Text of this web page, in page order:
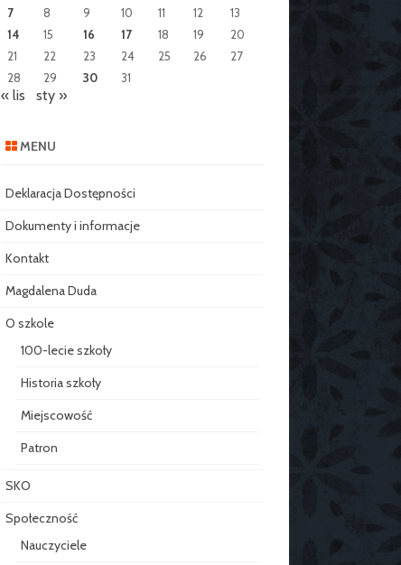
7
8 9 10 11 12
13
14
15 16 17 18 19
20
21
22 23 24 25 26
27
28
29 30 31
« lis sty »
MENU
Deklaracja Dostępności
Dokumenty i informacje
Kontakt
Magdalena Duda
O szkole
100-lecie szkoły
Historia szkoły
Miejscowość
Patron
SKO
Społeczność
Nauczyciele